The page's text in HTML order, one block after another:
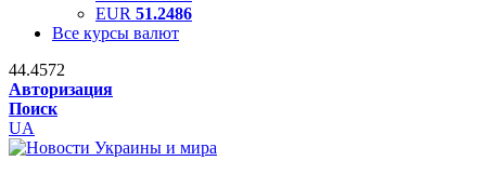
EUR 51.2486
Все курсы валют
44.4572
Авторизация
Поиск
UA